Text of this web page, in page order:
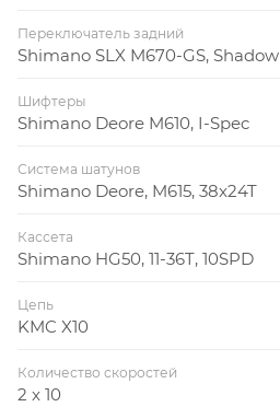
Переключатель задний
Shimano SLX M670-GS, Shadow
Шифтеры
Shimano Deore M610, I-Spec
Система шатунов
Shimano Deore, M615, 38x24T
Кассета
Shimano HG50, 11-36T, 10SPD
Цепь
KMC X10
Количество скоростей
2 x 10